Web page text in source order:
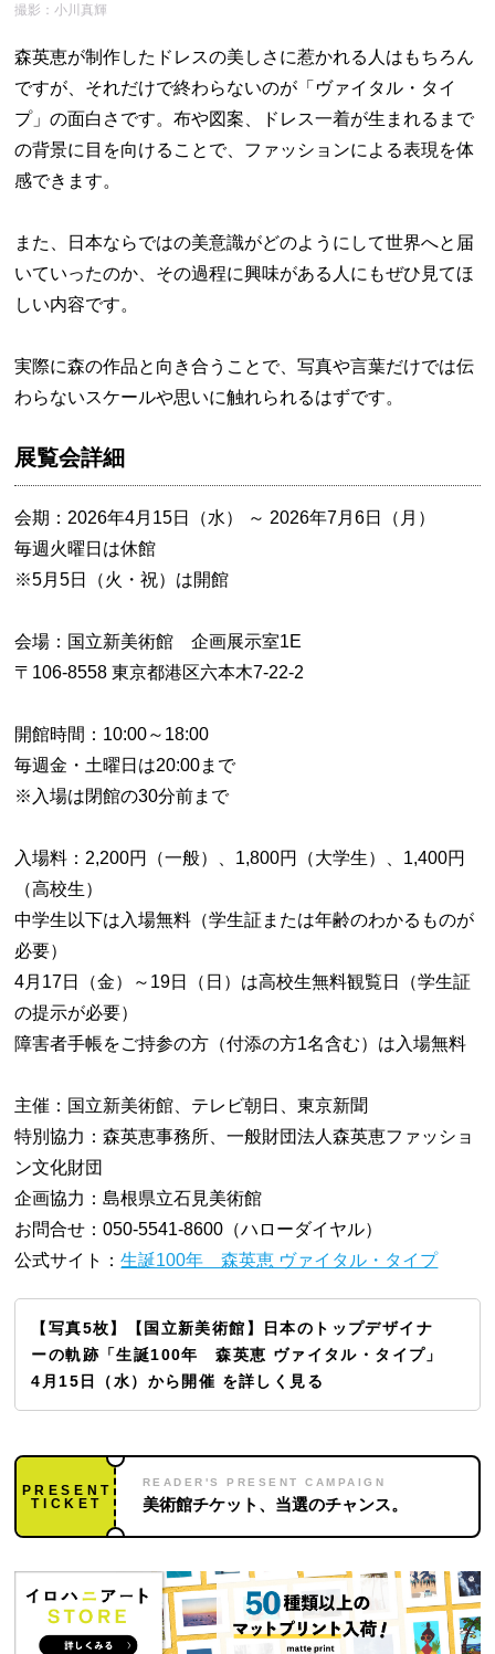
撮影：小川真輝
森英恵が制作したドレスの美しさに惹かれる人はもちろん
ですが、それだけで終わらないのが「ヴァイタル・タイ
プ」の面白さです。布や図案、ドレス一着が生まれるまで
の背景に目を向けることで、ファッションによる表現を体
感できます。
また、日本ならではの美意識がどのようにして世界へと届
いていったのか、その過程に興味がある人にもぜひ見てほ
しい内容です。
実際に森の作品と向き合うことで、写真や言葉だけでは伝
わらないスケールや思いに触れられるはずです。
展覧会詳細
会期：2026年4月15日（水） ～ 2026年7月6日（月）
毎週火曜日は休館
※5月5日（火・祝）は開館
会場：国立新美術館 企画展示室1E
〒106-8558 東京都港区六本木7-22-2
開館時間：10:00～18:00
毎週金・土曜日は20:00まで
※入場は閉館の30分前まで
入場料：2,200円（一般）、1,800円（大学生）、1,400円
（高校生）
中学生以下は入場無料（学生証または年齢のわかるものが
必要）
4月17日（金）～19日（日）は高校生無料観覧日（学生証
の提示が必要）
障害者手帳をご持参の方（付添の方1名含む）は入場無料
主催：国立新美術館、テレビ朝日、東京新聞
特別協力：森英恵事務所、一般財団法人森英恵ファッショ
ン文化財団
企画協力：島根県立石見美術館
お問合せ：050-5541-8600（ハローダイヤル）
公式サイト：生誕100年 森英恵 ヴァイタル・タイプ
【写真5枚】【国立新美術館】日本のトップデザイナ
ーの軌跡「生誕100年 森英恵 ヴァイタル・タイプ」
4月15日（水）から開催 を詳しく見る
PRESENT
TICKET
READER'S PRESENT CAMPAIGN
美術館チケット、当選のチャンス。